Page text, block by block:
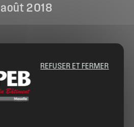
2018
REFUSER ET FERMER